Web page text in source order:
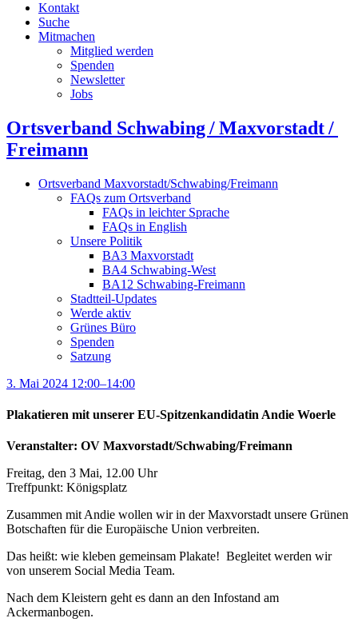
Kontakt
Suche
Mitmachen
Mitglied werden
Spenden
Newsletter
Jobs
Ortsverband Schwabing / Maxvorstadt ⁠/
Freimann
Ortsverband Maxvorstadt/Schwabing/Freimann
FAQs zum Ortsverband
FAQs in leichter Sprache
FAQs in English
Unsere Politik
BA3 Maxvorstadt
BA4 Schwabing-West
BA12 Schwabing-Freimann
Stadtteil-Updates
Werde aktiv
Grünes Büro
Spenden
Satzung
3. Mai 2024 12:00–14:00
Plakatieren mit unserer EU-Spitzenkandidatin Andie Woerle
Veranstalter: OV Maxvorstadt/Schwabing/Freimann
Freitag, den 3 Mai, 12.00 Uhr
Treffpunkt: Königsplatz
Zusammen mit Andie wollen wir in der Maxvorstadt unsere Grünen
Botschaften für die Europäische Union verbreiten.
Das heißt: wie kleben gemeinsam Plakate! Begleitet werden wir
von unserem Social Media Team.
Nach dem Kleistern geht es dann an den Infostand am
Ackermanbogen.